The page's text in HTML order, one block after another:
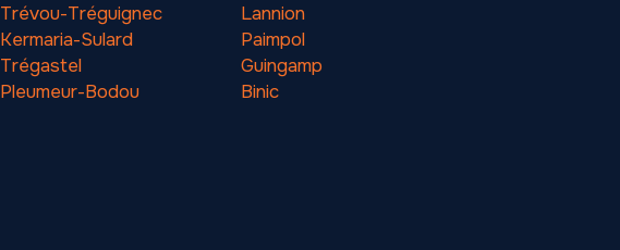
Trévou-Tréguignec
Kermaria-Sulard
Trégastel
Pleumeur-Bodou
Lannion
Paimpol
Guingamp
Binic